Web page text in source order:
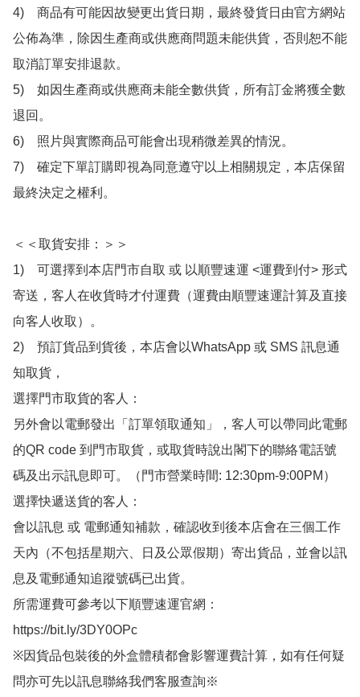
4)　商品有可能因故變更出貨日期，最終發貨日由官方網站
公佈為準，除因生產商或供應商問題未能供貨，否則恕不能
取消訂單安排退款。
5)　如因生產商或供應商未能全數供貨，所有訂金將獲全數
退回。
6)　照片與實際商品可能會出現稍微差異的情況。
7)　確定下單訂購即視為同意遵守以上相關規定，本店保留
最終決定之權利。
＜＜取貨安排：＞＞
1)　可選擇到本店門市自取 或 以順豐速運 <運費到付> 形式
寄送，客人在收貨時才付運費（運費由順豐速運計算及直接
向客人收取）。
2)　預訂貨品到貨後，本店會以WhatsApp 或 SMS 訊息通
知取貨，
選擇門市取貨的客人：
另外會以電郵發出「訂單領取通知」，客人可以帶同此電郵
的QR code 到門市取貨，或取貨時說出閣下的聯絡電話號
碼及出示訊息即可。（門市營業時間: 12:30pm-9:00PM）
選擇快遞送貨的客人：
會以訊息 或 電郵通知補款，確認收到後本店會在三個工作
天內（不包括星期六、日及公眾假期）寄出貨品，並會以訊
息及電郵通知追蹤號碼已出貨。
所需運費可參考以下順豐速運官網：
https://bit.ly/3DY0OPc
※因貨品包裝後的外盒體積都會影響運費計算，如有任何疑
問亦可先以訊息聯絡我們客服查詢※